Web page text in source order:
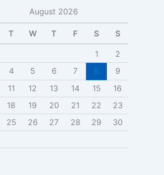
August 2026
T W T F S S
1
2
4 5 6 7 8
9
11 12 13 14 15
16
18 19 20 21 22
23
25 26 27 28 29
30